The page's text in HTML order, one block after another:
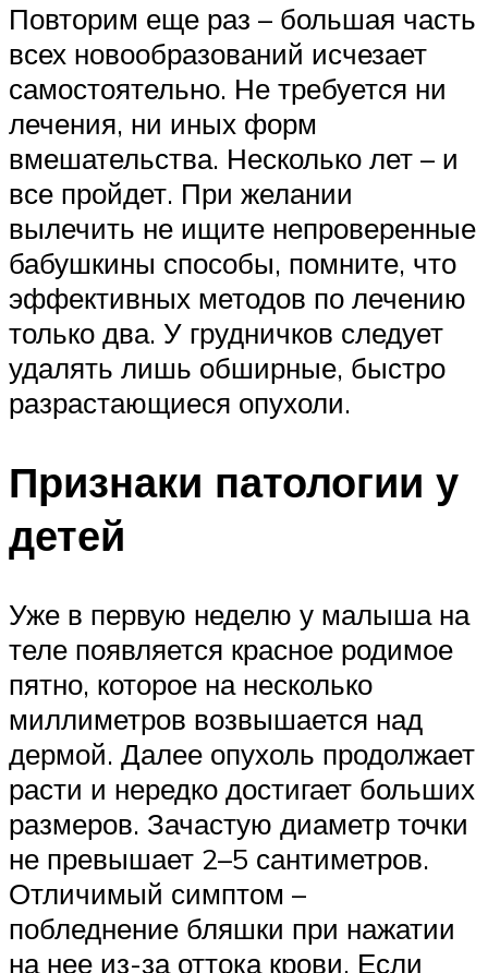
Повторим еще раз – большая часть
всех новообразований исчезает
самостоятельно. Не требуется ни
лечения, ни иных форм
вмешательства. Несколько лет – и
все пройдет. При желании
вылечить не ищите непроверенные
бабушкины способы, помните, что
эффективных методов по лечению
только два. У грудничков следует
удалять лишь обширные, быстро
разрастающиеся опухоли.
Признаки патологии у
детей
Уже в первую неделю у малыша на
теле появляется красное родимое
пятно, которое на несколько
миллиметров возвышается над
дермой. Далее опухоль продолжает
расти и нередко достигает больших
размеров. Зачастую диаметр точки
не превышает 2–5 сантиметров.
Отличимый симптом –
побледнение бляшки при нажатии
на нее из-за оттока крови. Если